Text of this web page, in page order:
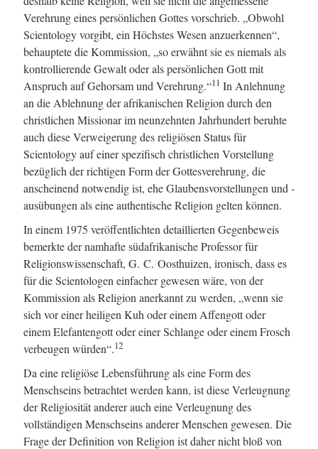
Verehrung eines persönlichen Gottes vorschrieb. „Obwohl
Scientology vorgibt, ein Höchstes Wesen anzuerkennen“,
behauptete die Kommission, „so erwähnt sie es niemals als
kontrollierende Gewalt oder als persönlichen Gott mit
Anspruch auf Gehorsam und Verehrung.“11 In Anlehnung
an die Ablehnung der afrikanischen Religion durch den
christlichen Missionar im neunzehnten Jahrhundert beruhte
auch diese Verweigerung des religiösen Status für
Scientology auf einer spezifisch christlichen Vorstellung
bezüglich der richtigen Form der Gottesverehrung, die
anscheinend notwendig ist, ehe Glaubensvorstellungen und -
ausübungen als eine authentische Religion gelten können.
In einem 1975 veröffentlichten detaillierten Gegenbeweis
bemerkte der namhafte südafrikanische Professor für
Religionswissenschaft, G. C. Oosthuizen, ironisch, dass es
für die Scientologen einfacher gewesen wäre, von der
Kommission als Religion anerkannt zu werden, „wenn sie
sich vor einer heiligen Kuh oder einem Affengott oder
einem Elefantengott oder einer Schlange oder einem Frosch
verbeugen würden“.12
Da eine religiöse Lebensführung als eine Form des
Menschseins betrachtet werden kann, ist diese Verleugnung
der Religiosität anderer auch eine Verleugnung des
vollständigen Menschseins anderer Menschen gewesen. Die
Frage der Definition von Religion ist daher nicht bloß von